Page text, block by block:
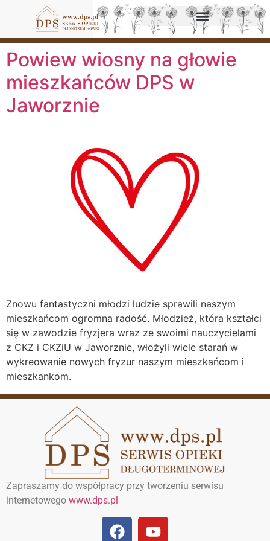
Powiew wiosny na głowie
mieszkańców DPS w
Jaworznie
Znowu fantastyczni młodzi ludzie sprawili naszym
mieszkańcom ogromna radość. Młodzież, która kształci
się w zawodzie fryzjera wraz ze swoimi nauczycielami
z CKZ i CKZiU w Jaworznie, włożyli wiele starań w
wykreowanie nowych fryzur naszym mieszkańcom i
mieszkankom.
Zapraszamy do współpracy przy tworzeniu serwisu
internetowego www.dps.pl